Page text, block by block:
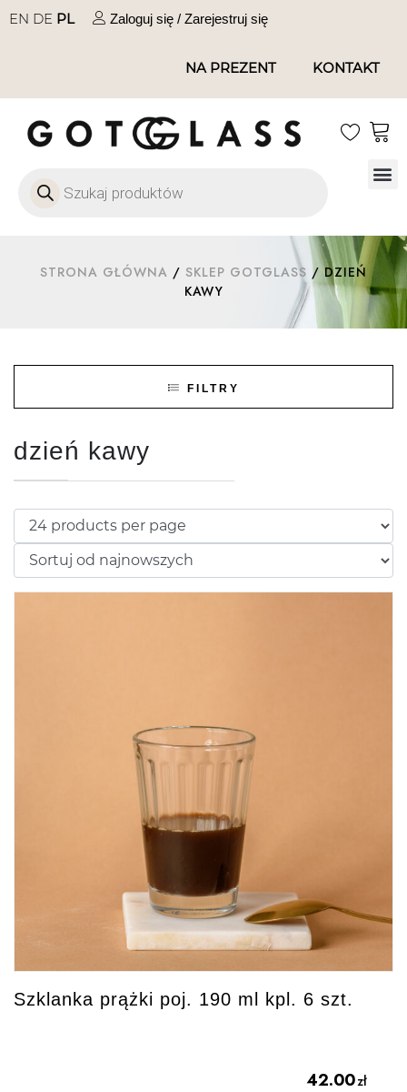
EN DE PL Zaloguj się / Zarejestruj się
NA PREZENT KONTAKT
STRONA GŁÓWNA / SKLEP GOTGLASS / DZIEŃ
KAWY
dzień kawy
Szklanka prążki poj. 190 ml kpl. 6 szt.
42.00zł
FILTRY